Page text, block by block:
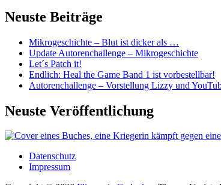
Neuste Beiträge
Mikrogeschichte – Blut ist dicker als …
Update Autorenchallenge – Mikrogeschichte
Let´s Patch it!
Endlich: Heal the Game Band 1 ist vorbestellbar!
Autorenchallenge – Vorstellung Lizzy und
Neuste Veröffentlichung
Datenschutz
Impressum